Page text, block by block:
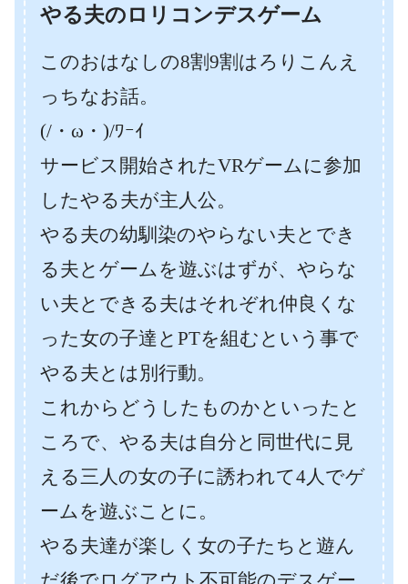
やる夫のロリコンデスゲーム
このおはなしの8割9割はろりこんえ
っちなお話。
(/・ω・)/ﾜｰｲ
サービス開始されたVRゲームに参加
したやる夫が主人公。
やる夫の幼馴染のやらない夫とでき
る夫とゲームを遊ぶはずが、やらな
い夫とできる夫はそれぞれ仲良くな
った女の子達とPTを組むという事で
やる夫とは別行動。
これからどうしたものかといったと
ころで、やる夫は自分と同世代に見
える三人の女の子に誘われて4人でゲ
ームを遊ぶことに。
やる夫達が楽しく女の子たちと遊ん